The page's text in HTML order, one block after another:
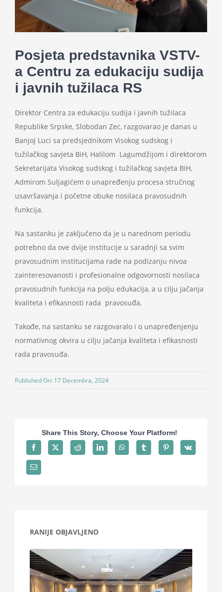
Projekti
Kontakt
for:
Posjeta predstavnika VSTV-
a Centru za edukaciju sudija
i javnih tužilaca RS
Direktor Centra za edukaciju sudija i javnih tužilaca
Republike Srpske, Slobodan Zec, razgovarao je danas u
Banjoj Luci sa predsjednikom Visokog sudskog i
tužilačkog savjeta BiH, Halilom Lagumdžijom i direktorom
Sekretarijata Visokog sudskog i tužilačkog savjeta BiH,
Admirom Suljagićem o unapređenju procesa stručnog
usavršavanja i početne obuke nosilaca pravosudnih
funkcija.
Na sastanku je zaključeno da je u narednom periodu
potrebno da ove dvije institucije u saradnji sa svim
pravosudnim institucijama rade na podizanju nivoa
zainteresovanosti i profesionalne odgovornosti nosilaca
pravosudnih funkcija na polju edukacija, a u cilju jačanja
kvaliteta i efikasnosti rada pravosuđa.
Takođe, na sastanku se razgovaralo i o unapređenjenju
normativnog okvira u cilju jačanja kvaliteta i efikasnosti
rada pravosuđa.
Published On: 17 Decembra, 2024
Share This Story, Choose Your Platform!
RANIJE OBJAVLJENO